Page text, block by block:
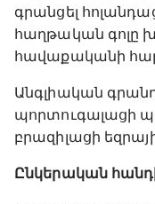
գրանցել
հաղթական գոլը
հավաքականի
Անգլիական
պորտուգալացի
բրազիլացի
Ընկերական